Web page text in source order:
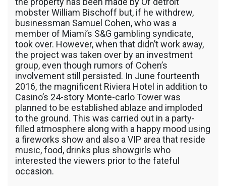
mobster William Bischoff but, if he withdrew,
businessman Samuel Cohen, who was a
member of Miami’s S&G gambling syndicate,
took over. However, when that didn’t work away,
the project was taken over by an investment
group, even though rumors of Cohen’s
involvement still persisted. In June fourteenth
2016, the magnificent Riviera Hotel in addition to
Casino’s 24-story Monte-carlo Tower was
planned to be established ablaze and imploded
to the ground. This was carried out in a party-
filled atmosphere along with a happy mood using
a fireworks show and also a VIP area that reside
music, food, drinks plus showgirls who
interested the viewers prior to the fateful
occasion.